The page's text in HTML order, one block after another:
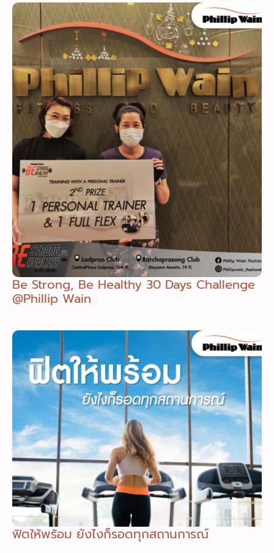
Be Strong, Be Healthy 30 Days Challenge
@Phillip Wain
ฟิตให้พร้อม ยังไงก็รอดทุกสถานการณ์